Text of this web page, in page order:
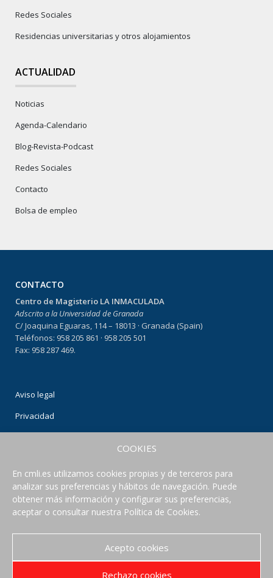
COOKIES
En cmli.es utilizamos cookies propias y de terceros para
analizar sus preferencias y hábitos de navegación. Puede
obtener más información y configurar sus preferencias,
aceptar o consultar nuestra Política de Cookies.
Acepto cookies
Rechazo cookies
Redes Sociales
Residencias universitarias y otros alojamientos
ACTUALIDAD
Noticias
Agenda-Calendario
Blog-Revista-Podcast
Redes Sociales
Contacto
Bolsa de empleo
CONTACTO
Centro de Magisterio LA INMACULADA
Adscrito a la Universidad de Granada
C/ Joaquina Eguaras, 114 – 18013 · Granada (Spain)
Teléfonos: 958 205 861 · 958 205 501
Fax: 958 287 469.
Aviso legal
Privacidad
CONECTA CON NOSOTROS